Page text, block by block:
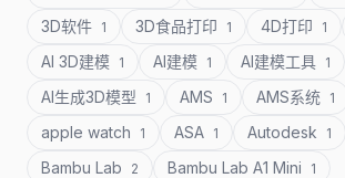
3D软件 1 3D食品打印 1 4D打印 1
AI 3D建模 1 AI建模 1 AI建模工具 1
AI生成3D模型 1 AMS 1 AMS系统 1
apple watch 1 ASA 1 Autodesk 1
Bambu Lab 2 Bambu Lab A1 Mini 1